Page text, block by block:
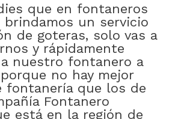
que en fontaneros
brindamos un servicio
de goteras, solo vas a
y rápidamente
nuestro fontanero a
no hay mejor
fontanería que los de
Fontanero
está en la región de